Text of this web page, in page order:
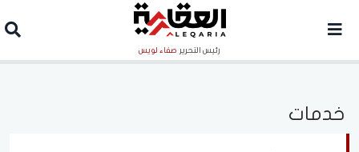
رئيس التحرير صفاء لويس
خدمات